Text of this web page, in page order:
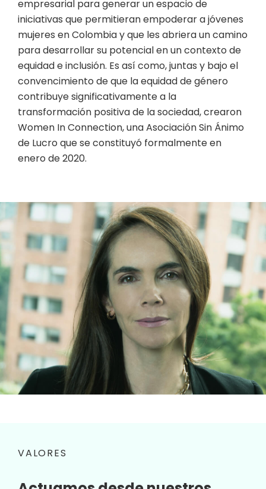
empresarial para generar un espacio de
iniciativas que permitieran empoderar a jóvenes
mujeres en Colombia y que les abriera un camino
para desarrollar su potencial en un contexto de
equidad e inclusión. Es así como, juntas y bajo el
convencimiento de que la equidad de género
contribuye significativamente a la
transformación positiva de la sociedad, crearon
Women In Connection, una Asociación Sin Ánimo
de Lucro que se constituyó formalmente en
enero de 2020.
VALORES